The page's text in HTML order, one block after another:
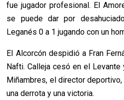
fue jugador profesional. El
se puede dar por
Leganés 0 a 1 jugando con un
El Alcorcón despidió a Fran
Nafti. Calleja cesó en el
Miñambres, el director
una derrota y una victoria.